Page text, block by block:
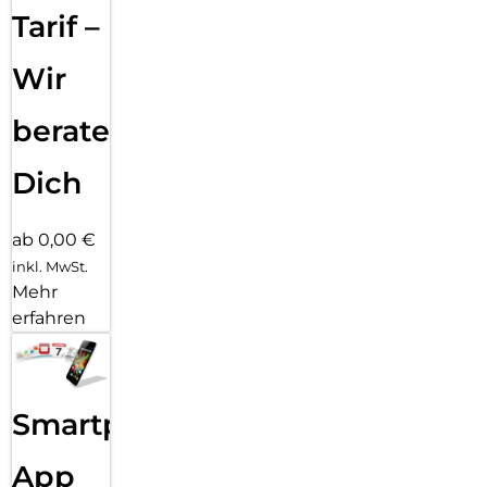
Tarif –
Wir
beraten
Dich
ab 0,00 €
inkl. MwSt.
Mehr
erfahren
Smartphone
App